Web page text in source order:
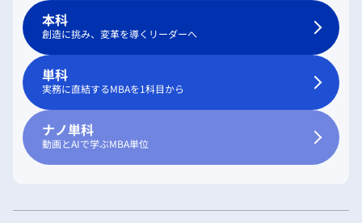
本科
創造に挑み、変革を導くリーダーへ
単科
実務に直結するMBAを1科目から
ナノ単科
動画とAIで学ぶMBA単位